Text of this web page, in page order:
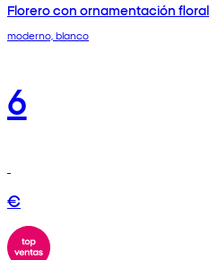
Florero con ornamentación floral
moderno, blanco
6
€